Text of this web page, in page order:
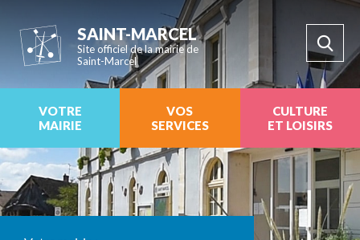
SAINT-MARCEL
Site officiel de la mairie de
Saint-Marcel
VOTRE
MAIRIE
VOS
SERVICES
CULTURE
ET LOISIRS